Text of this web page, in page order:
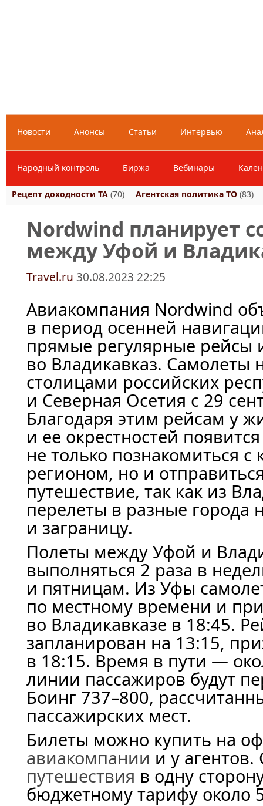
Новости Анонсы Статьи Интервью
Народный контроль Биржа Вебинары
Рецепт доходности ТА (70) Агентская политика ТО (83)
Nordwind планирует
между Уфой и
Travel.ru 30.08.2023 22:25
Авиакомпания Nordwind
в период осенней
прямые регулярные рейсы
во Владикавказ. Самолеты
столицами российских
и Северная Осетия с 29
Благодаря этим рейсам у
и ее окрестностей
не только познакомиться
регионом, но и
путешествие, так как из
перелеты в разные города
и заграницу.
Полеты между Уфой и
выполняться 2 раза в
и пятницам. Из Уфы
по местному времени и
во Владикавказе в 18:45.
запланирован на 13:15,
в 18:15. Время в пути —
линии пассажиров будут
Боинг 737–800,
пассажирских мест.
Билеты можно купить на
авиакомпании и у
путешествия в одну
бюджетному тарифу около